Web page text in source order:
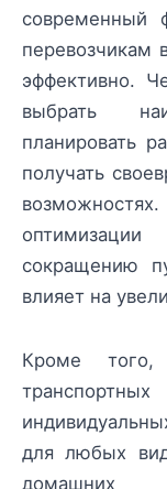
современный
перевозчикам
эффективно.
выбрать
планировать
получать
сокращению
влияет на
Кроме
для любых
домашних